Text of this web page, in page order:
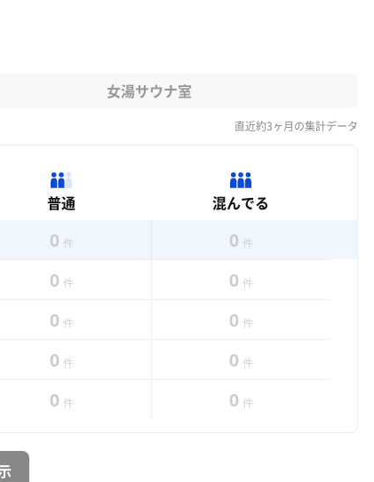
女湯サウナ室
直近約3ヶ月の集計データ
普通 混んでる
0 件 0 件
0 件 0 件
0 件 0 件
0 件 0 件
0 件 0 件